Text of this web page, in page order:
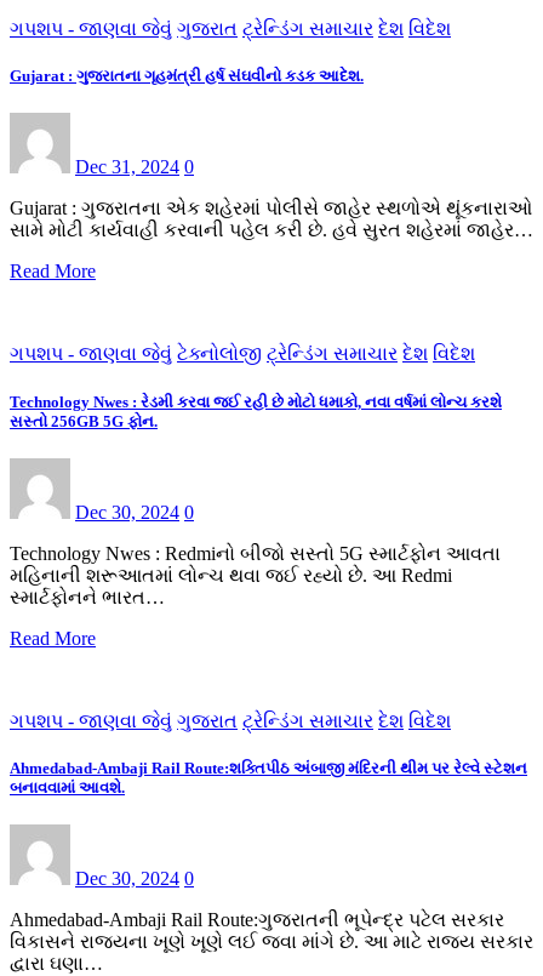
ગપશપ - જાણવા જેવું ગુજરાત ટ્રેન્ડિંગ સમાચાર દેશ વિદેશ
Gujarat : ગુજરાતના ગૃહમંત્રી હર્ષ સંઘવીનો કડક આદેશ.
Dec 31, 2024 0
Gujarat : ગુજરાતના એક શહેરમાં પોલીસે જાહેર સ્થળોએ થૂંકનારાઓ
સામે મોટી કાર્યવાહી કરવાની પહેલ કરી છે. હવે સુરત શહેરમાં જાહેર…
Read More
ગપશપ - જાણવા જેવું ટેક્નોલોજી ટ્રેન્ડિંગ સમાચાર દેશ વિદેશ
Technology Nwes : રેડમી કરવા જઈ રહી છે મોટો ધમાકો, નવા વર્ષમાં લોન્ચ કરશે
સસ્તો 256GB 5G ફોન.
Dec 30, 2024 0
Technology Nwes : Redmiનો બીજો સસ્તો 5G સ્માર્ટફોન આવતા
મહિનાની શરૂઆતમાં લોન્ચ થવા જઈ રહ્યો છે. આ Redmi
સ્માર્ટફોનને ભારત…
Read More
ગપશપ - જાણવા જેવું ગુજરાત ટ્રેન્ડિંગ સમાચાર દેશ વિદેશ
Ahmedabad-Ambaji Rail Route:શક્તિપીઠ અંબાજી મંદિરની થીમ પર રેલ્વે સ્ટેશન
બનાવવામાં આવશે.
Dec 30, 2024 0
Ahmedabad-Ambaji Rail Route:ગુજરાતની ભૂપેન્દ્ર પટેલ સરકાર
વિકાસને રાજ્યના ખૂણે ખૂણે લઈ જવા માંગે છે. આ માટે રાજ્ય સરકાર
દ્વારા ઘણા…